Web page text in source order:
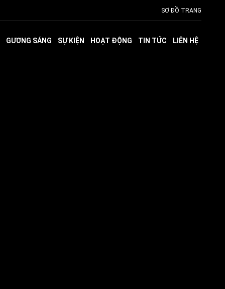
SƠ ĐỒ TRANG
GƯƠNG SÁNG SỰ KIỆN HOẠT ĐỘNG TIN TỨC LIÊN HỆ